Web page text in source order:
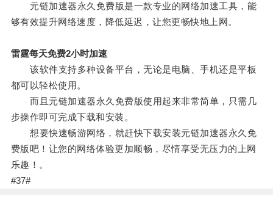
元链加速器永久免费版是一款专业的网络加速工具，能
够有效提升网络速度，降低延迟，让您更畅快地上网。
雷霆每天免费2小时加速
该软件支持多种设备平台，无论是电脑、手机还是平板
都可以轻松使用。
而且元链加速器永久免费版使用起来非常简单，只需几
步操作即可完成下载和安装。
想要快速畅游网络，就赶快下载安装元链加速器永久免
费版吧！让您的网络体验更加顺畅，尽情享受无压力的上网
乐趣！。
#37#